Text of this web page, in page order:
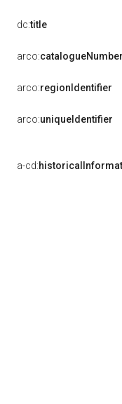
dc:title
arco:catalogueNumber
arco:regionIdentifier
arco:uniqueIdentifier
a-cd: